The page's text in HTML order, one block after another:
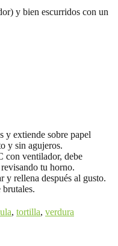
y bien escurridos con un
y extiende sobre papel
y sin agujeros.
con ventilador, debe
tu horno.
y rellena después al gusto.
brutales.
, tortilla, verdura